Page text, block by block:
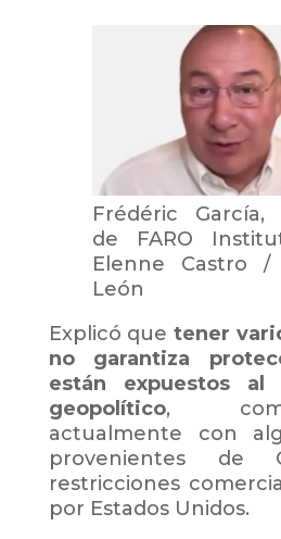
Frédéric García,
de FARO
Elenne Castro
León
Explicó que tener
no garantiza
están expuestos al
geopolítico,
actualmente con
provenientes
restricciones
por Estados Unidos.